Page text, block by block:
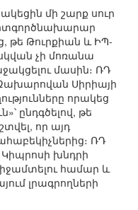
մի շարք սուր
թե Թուրքիան և ԻՊ-
չի մոռանա
մասին։ ՌԴ
Սիրիայի
որակեց
ընդգծելով, թե
որ այդ
ՌԴ
խնդրի
համար և
լրագրողների